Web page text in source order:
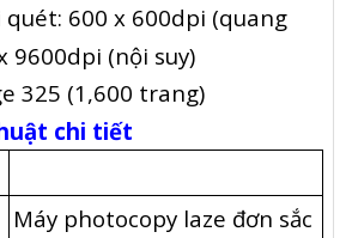
600 x 600dpi (quang
9600dpi (nội suy)
325 (1,600 trang)
chi tiết
Máy photocopy laze đơn sắc